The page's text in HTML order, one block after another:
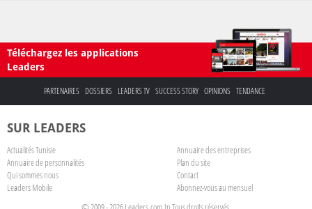
Téléchargez les applications
Leaders
PARTENAIRES DOSSIERS LEADERS TV SUCCESS STORY OPINIONS TENDANCE
SUR LEADERS
Actualités Tunisie
Annuaire des entreprises
Annuaire de personnalités
Plan du site
Qui sommes nous
Contact
Leaders Mobile
Abonnez-vous au mensuel